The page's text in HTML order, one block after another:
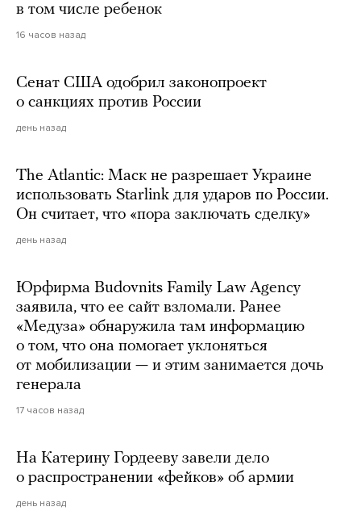
в том числе ребенок
16 часов назад
Сенат США одобрил законопроект
о санкциях против России
день назад
The Atlantic: Маск не разрешает Украине
использовать Starlink для ударов по России.
Он считает, что «пора заключать сделку»
день назад
Юрфирма Budovnits Family Law Agency
заявила, что ее сайт взломали. Ранее
«Медуза» обнаружила там информацию
о том, что она помогает уклоняться
от мобилизации — и этим занимается дочь
генерала
17 часов назад
На Катерину Гордееву завели дело
о распространении «фейков» об армии
день назад